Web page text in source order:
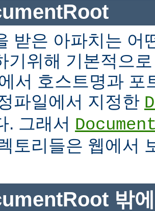
받은 아파치는 어
기위해 기본적으
서 호스트명과 포
파일에서 지정한
. 그래서
토리들은 웹에서
밖